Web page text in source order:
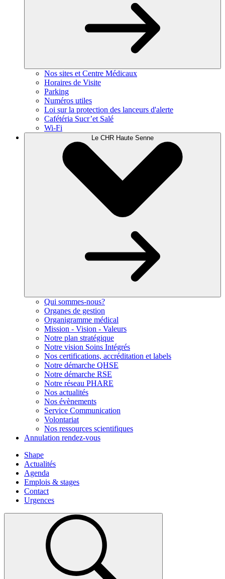
Nos sites et Centre Médicaux
Horaires de Visite
Parking
Numéros utiles
Loi sur la protection des lanceurs d'alerte
Cafétéria Sucr’et Salé
Wi-Fi
Le CHR Haute Senne
Qui sommes-nous?
Organes de gestion
Organigramme médical
Mission - Vision - Valeurs
Notre plan stratégique
Notre vision Soins Intégrés
Nos certifications, accréditation et labels
Notre démarche QHSE
Notre démarche RSE
Notre réseau PHARE
Nos actualités
Nos évènements
Service Communication
Volontariat
Nos ressources scientifiques
Annulation rendez-vous
Shape
Actualités
Agenda
Emplois & stages
Contact
Urgences